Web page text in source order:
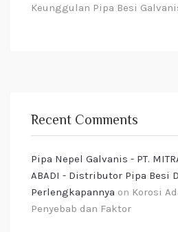
Keunggulan Pipa Besi
Recent Comments
Pipa Nepel Galvanis - PT.
ABADI - Distributor Pipa Besi
Perlengkapannya on Korosi
Penyebab dan Faktor